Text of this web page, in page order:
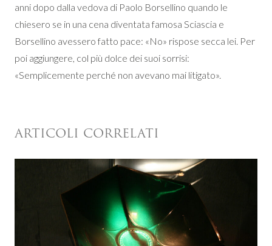
anni dopo dalla vedova di Paolo Borsellino quando le
chiesero se in una cena diventata famosa Sciascia e
Borsellino avessero fatto pace: «No» rispose secca lei. Per
poi aggiungere, col più dolce dei suoi sorrisi:
«Semplicemente perché non avevano mai litigato».
ARTICOLI CORRELATI